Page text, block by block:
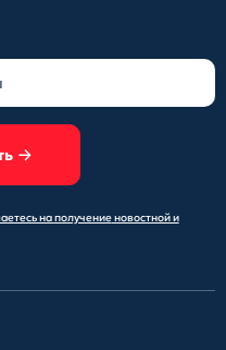
на получениеновостной и